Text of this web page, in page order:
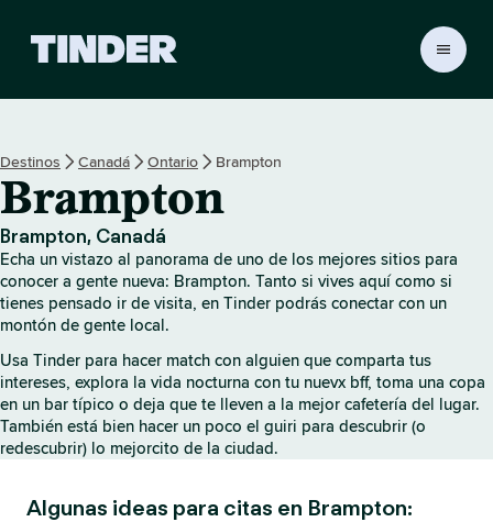
r
I
n
c
i
o
Destinos Canadá Ontario Brampton
Brampton
Brampton, Canadá
Echa un vistazo al panorama de uno de los mejores sitios para
conocer a gente nueva: Brampton. Tanto si vives aquí como si
tienes pensado ir de visita, en Tinder podrás conectar con un
montón de gente local.
Usa Tinder para hacer match con alguien que comparta tus
intereses, explora la vida nocturna con tu nuevx bff, toma una copa
en un bar típico o deja que te lleven a la mejor cafetería del lugar.
También está bien hacer un poco el guiri para descubrir (o
redescubrir) lo mejorcito de la ciudad.
Algunas ideas para citas en Brampton: